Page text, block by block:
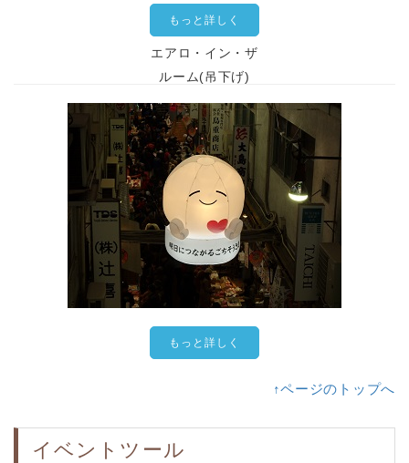
もっと詳しく
エアロ・イン・ザ
ルーム(吊下げ)
もっと詳しく
↑ページのトップへ
イベントツール